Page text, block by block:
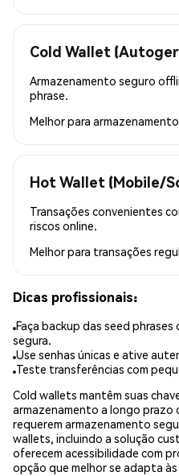
Cold Wallet
Armazenamento seguro
phrase.
Melhor para
Hot Wallet (Mobile/
Transações convenientes
riscos online.
Melhor para transações
Dicas profissionais:
Faça backup das seed
segura.
Use senhas únicas e ative
Teste transferências com
Cold wallets mantêm suas
armazenamento a longo prazo
requerem armazenamento
wallets, incluindo a solução
oferecem acessibilidade com
opção que melhor se adapta